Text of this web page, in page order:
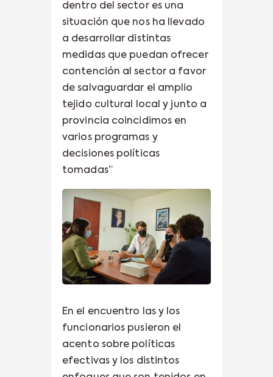
dentro del sector es una
situación que nos ha llevado
a desarrollar distintas
medidas que puedan ofrecer
contención al sector a favor
de salvaguardar el amplio
tejido cultural local y junto a
provincia coincidimos en
varios programas y
decisiones políticas
tomadas”
En el encuentro las y los
funcionarios pusieron el
acento sobre políticas
efectivas y los distintos